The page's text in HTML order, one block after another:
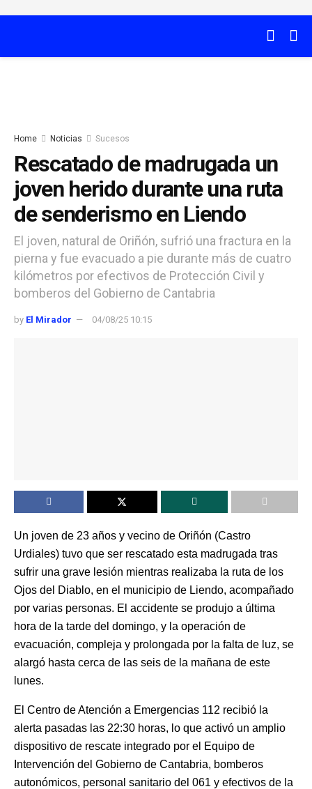
Home Noticias Sucesos
Rescatado de madrugada un
joven herido durante una ruta
de senderismo en Liendo
El joven, natural de Oriñón, sufrió una fractura en la
pierna y fue evacuado a pie durante más de cuatro
kilómetros por efectivos de Protección Civil y
bomberos del Gobierno de Cantabria
by El Mirador 04/08/25 10:15
Un joven de 23 años y vecino de Oriñón (Castro
Urdiales) tuvo que ser rescatado esta madrugada tras
sufrir una grave lesión mientras realizaba la ruta de los
Ojos del Diablo, en el municipio de Liendo, acompañado
por varias personas. El accidente se produjo a última
hora de la tarde del domingo, y la operación de
evacuación, compleja y prolongada por la falta de luz, se
alargó hasta cerca de las seis de la mañana de este
lunes.
El Centro de Atención a Emergencias 112 recibió la
alerta pasadas las 22:30 horas, lo que activó un amplio
dispositivo de rescate integrado por el Equipo de
Intervención del Gobierno de Cantabria, bomberos
autonómicos, personal sanitario del 061 y efectivos de la